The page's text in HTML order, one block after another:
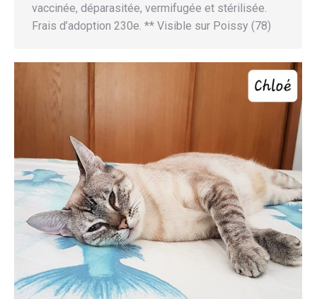
vaccinée, déparasitée, vermifugée et stérilisée.
Frais d’adoption 230e. ** Visible sur Poissy (78)